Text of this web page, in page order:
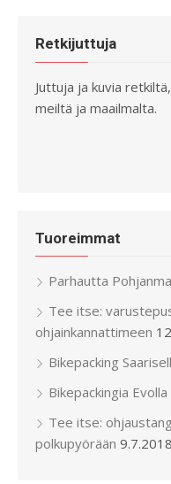
Retkijuttuja
Juttuja ja kuvia retkiltä,
meiltä ja maailmalta.
Tuoreimmat
Parhautta
Tee itse:
ohjainkannattimeen
Bikepacking
Bikepackingia Evolla
Tee itse:
polkupyörään 9.7.2018